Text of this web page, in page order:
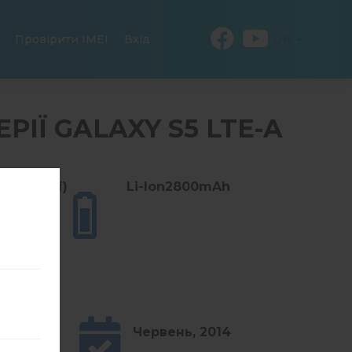
Провірити IMEI Вхід
GALAXY S5 LTE-A
унції) Li-Ion2800mAh
Червень, 2014